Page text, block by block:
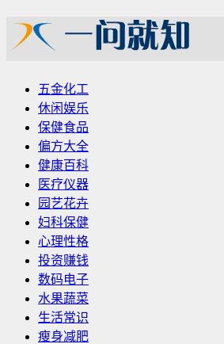
五金化工
休闲娱乐
保健食品
偏方大全
健康百科
医疗仪器
园艺花卉
妇科保健
心理性格
投资赚钱
数码电子
水果蔬菜
生活常识
瘦身减肥